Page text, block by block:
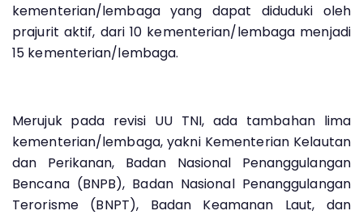
kementerian/lembaga yang dapat diduduki oleh
prajurit aktif, dari 10 kementerian/lembaga menjadi
15 kementerian/lembaga.
Merujuk pada revisi UU TNI, ada tambahan lima
kementerian/lembaga, yakni Kementerian Kelautan
dan Perikanan, Badan Nasional Penanggulangan
Bencana (BNPB), Badan Nasional Penanggulangan
Terorisme (BNPT), Badan Keamanan Laut, dan